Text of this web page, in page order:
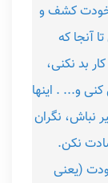
خودت کشف و
آنجا که
بد نکنی،
و... . اینها
نباش، نگران
نکن.
(یعنی